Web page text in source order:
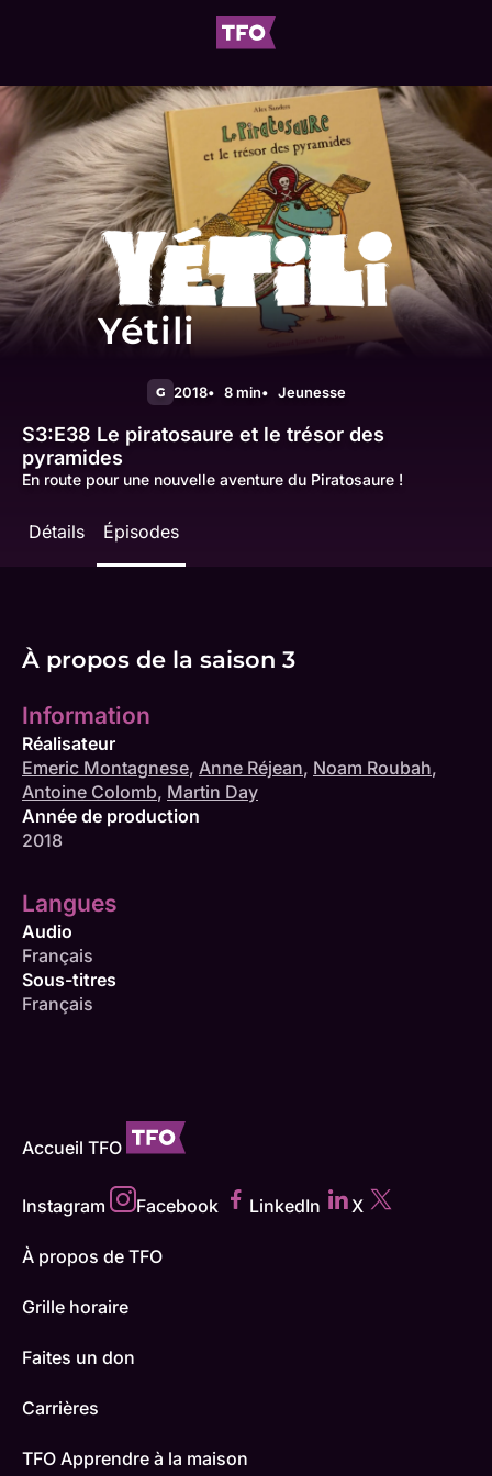
Yétili
G 2018 8 min Jeunesse
S3:E38 Le piratosaure et le trésor des
pyramides
En route pour une nouvelle aventure du Piratosaure !
Détails Épisodes
À propos de la saison 3
Information
Réalisateur
Emeric Montagnese, Anne Réjean, Noam Roubah,
Antoine Colomb, Martin Day
Année de production
2018
Langues
Audio
Français
Sous-titres
Français
Accueil TFO
Instagram Facebook LinkedIn X
À propos de TFO
Grille horaire
Faites un don
Carrières
TFO Apprendre à la maison